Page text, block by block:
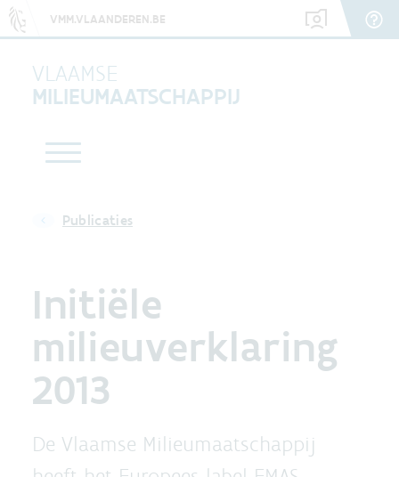
VMM.VLAANDEREN.BE
VLAAMSE
MILIEUMAATSCHAPPIJ
Publicaties
Initiële
milieuverklaring
2013
De Vlaamse Milieumaatschappij